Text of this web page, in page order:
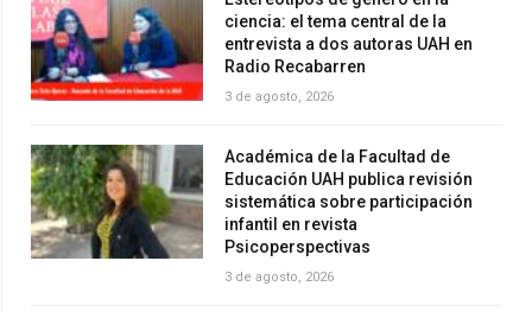
ciencia: el tema central de la
entrevista a dos autoras UAH en
Radio Recabarren
3 de agosto, 2026
Académica de la Facultad de
Educación UAH publica revisión
sistemática sobre participación
infantil en revista
Psicoperspectivas
3 de agosto, 2026